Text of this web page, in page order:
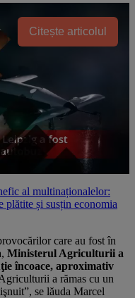
Citește articolul
al multinaționalelor:
și susțin economia
care au fost în
Ministerul Agriculturii a
încoace, aproximativ
a rămas cu un
se lăuda Marcel